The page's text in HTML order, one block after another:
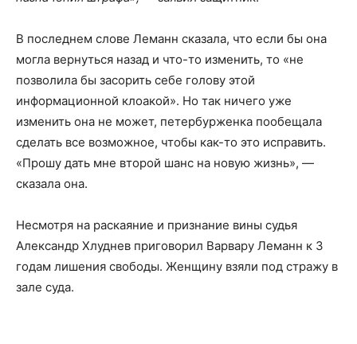
В последнем слове Леманн сказала, что если бы она
могла вернуться назад и что-то изменить, то «не
позволила бы засорить себе голову этой
информационной клоакой». Но так ничего уже
изменить она не может, петербурженка пообещала
сделать все возможное, чтобы как-то это исправить.
«Прошу дать мне второй шанс на новую жизнь», —
сказала она.
Несмотря на раскаяние и признание вины судья
Александр Хлуднев приговорил Варвару Леманн к 3
годам лишения свободы. Женщину взяли под стражу в
зале суда.